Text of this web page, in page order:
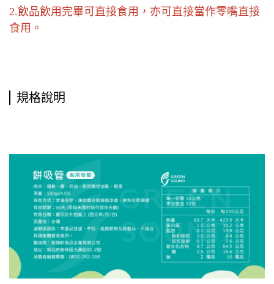
2.飲品飲用完畢可直接食用，亦可直接當作零嘴直接
食用。
規格說明